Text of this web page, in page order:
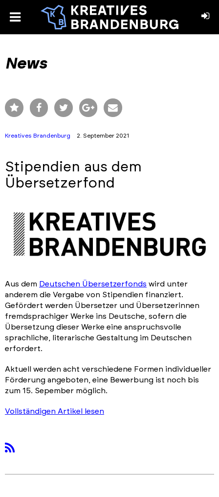
toggle
News
Kreatives Brandenburg 2. September 2021
Stipendien aus dem
Übersetzerfond
Aus dem Deutschen Übersetzerfonds wird unter
anderem die Vergabe von Stipendien finanziert.
Gefördert werden Übersetzer und Übersetzerinnen
fremdsprachiger Werke ins Deutsche, sofern die
Übersetzung dieser Werke eine anspruchsvolle
sprachliche, literarische Gestaltung im Deutschen
erfordert.
Aktuell werden acht verschiedene Formen individueller
Förderung angeboten, eine Bewerbung ist noch bis
zum 15. Sepember möglich.
Vollständigen Artikel lesen